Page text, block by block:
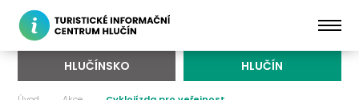
HLUČÍNSKO HLUČÍN